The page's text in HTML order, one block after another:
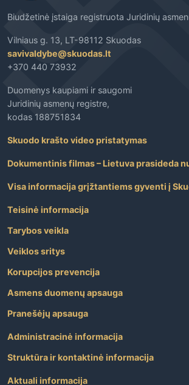
Biudžetinė įstaiga registruota Juridinių
Vilniaus g. 13, LT-98112 Skuodas
savivaldybe@skuodas.lt
+370 440 73932
Duomenys kaupiami ir saugomi
Juridinių asmenų registre,
kodas 188751834
Skuodo krašto video pristatymas
Dokumentinis filmas – Lietuva prasideda
Visa informacija grįžtantiems gyventi į
Teisinė informacija
Tarybos veikla
Veiklos sritys
Korupcijos prevencija
Asmens duomenų apsauga
Pranešėjų apsauga
Administracinė informacija
Struktūra ir kontaktinė informacija
Aktuali informacija